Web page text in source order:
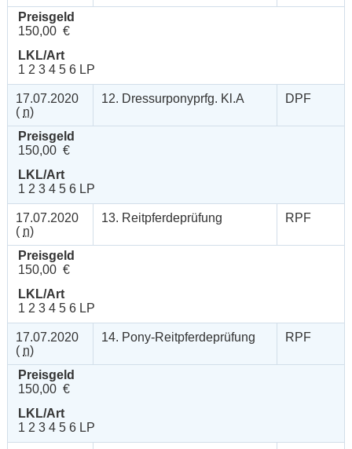
Preisgeld
150,00 €
LKL/Art
1 2 3 4 5 6 LP
17.07.2020
( n)
12. Dressurponyprfg. Kl.A DPF
Preisgeld
150,00 €
LKL/Art
1 2 3 4 5 6 LP
17.07.2020
( n)
13. Reitpferdeprüfung RPF
Preisgeld
150,00 €
LKL/Art
1 2 3 4 5 6 LP
17.07.2020
( n)
14. Pony-Reitpferdeprüfung RPF
Preisgeld
150,00 €
LKL/Art
1 2 3 4 5 6 LP